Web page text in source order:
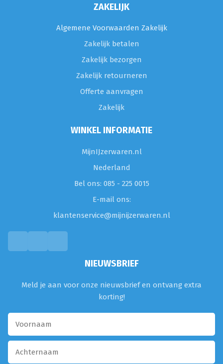
ZAKELIJK
Algemene Voorwaarden Zakelijk
Zakelijk betalen
Zakelijk bezorgen
Zakelijk retourneren
Offerte aanvragen
Zakelijk
WINKEL INFORMATIE
MijnIJzerwaren.nl
Nederland
Bel ons: 085 - 225 0015
E-mail ons:
klantenservice@mijnijzerwaren.nl
NIEUWSBRIEF
Meld je aan voor onze nieuwsbrief en ontvang extra
korting!